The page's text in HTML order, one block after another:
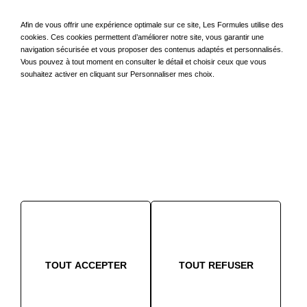
Location longue durée (LLD)
LLD Autopartage
LLD Véhicules reconditionnés
Afin de vous offrir une expérience optimale sur ce site, Les Formules utilise des
cookies. Ces cookies permettent d’améliorer notre site, vous garantir une
navigation sécurisée et vous proposer des contenus adaptés et personnalisés.
Vous pouvez à tout moment en consulter le détail et choisir ceux que vous
souhaitez activer en cliquant sur Personnaliser mes choix.
TOUT ACCEPTER TOUT REFUSER